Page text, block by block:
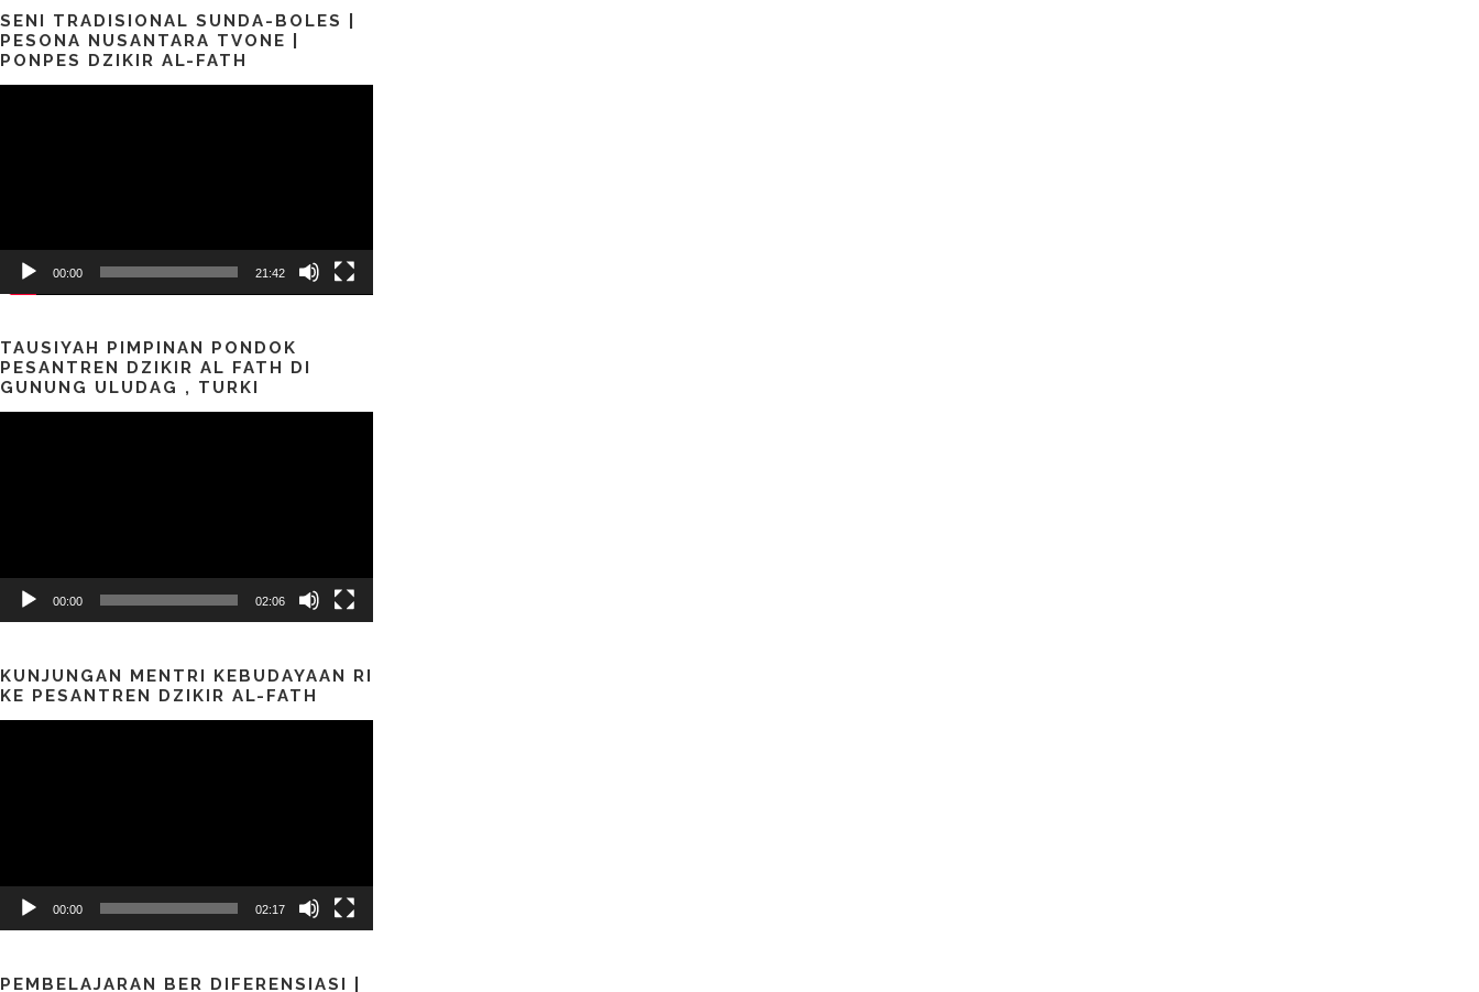
SENI TRADISIONAL SUNDA-BOLES |
PESONA NUSANTARA TVONE |
PONPES DZIKIR AL-FATH
00:00 21:42
TAUSIYAH PIMPINAN PONDOK
PESANTREN DZIKIR AL FATH DI
GUNUNG ULUDAG , TURKI
00:00 02:06
KUNJUNGAN MENTRI KEBUDAYAAN RI
KE PESANTREN DZIKIR AL-FATH
00:00 02:17
PEMBELAJARAN BER DIFERENSIASI |